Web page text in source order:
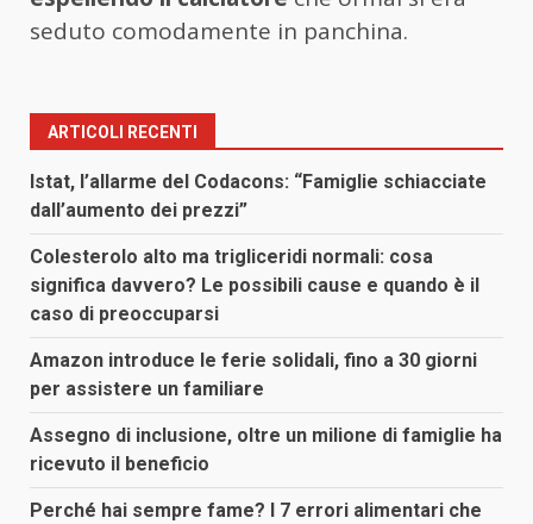
seduto comodamente in panchina.
ARTICOLI RECENTI
Istat, l’allarme del Codacons: “Famiglie schiacciate
dall’aumento dei prezzi”
Colesterolo alto ma trigliceridi normali: cosa
significa davvero? Le possibili cause e quando è il
caso di preoccuparsi
Amazon introduce le ferie solidali, fino a 30 giorni
per assistere un familiare
Assegno di inclusione, oltre un milione di famiglie ha
ricevuto il beneficio
Perché hai sempre fame? I 7 errori alimentari che